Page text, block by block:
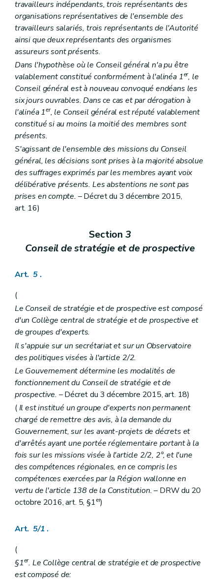
Chapitre II Activités des services
Art. 220
Art. 221
Art. 222
Art. 223
Art. 224
Chapitre III
Section 1re
Conditions d'agrément
Art. 225
Art. 226
Art. 227
Art. 228
Art. 229
Art. 230
Art. 233
Art. 234
Section 2 Procédure d'octroi
Art. 235
Art. 236
Chapitre IV Subventionnement
Art. 239
Art. 240
Art. 241
Art. 246
Art. 247
Art. 248
Art. 249
Art. 250
Art. 251
Art. 252
Chapitre V Contrôle et sanctions
Section 1re
Contrôle
Art. 253
Art. 254
Art. 255
Art. 256
Art. 257
Section 2 Sanctions
Sous-section 1
Retrait, suspension
Art. 258
Art. 259
Sous-section 2 Sanctions pénales
Art. 260
Livre IV
Intégration des personnes handicapées
Titre 1er
Dispositif général
Art. 264
Section 2
travailleurs indépendants, trois représentants des
organisations représentatives de l'ensemble des
travailleurs salariés, trois représentants de l'Autorité
ainsi que deux représentants des organismes
assureurs sont présents.
Dans l'hypothèse où le Conseil général n'a pu être
valablement constitué conformément à l'alinéa 1er, le
Conseil général est à nouveau convoqué endéans les
six jours ouvrables. Dans ce cas et par dérogation à
l'alinéa 1er, le Conseil général est réputé valablement
constitué si au moins la moitié des membres sont
présents.
S'agissant de l'ensemble des missions du Conseil
général, les décisions sont prises à la majorité absolue
des suffrages exprimés par les membres ayant voix
délibérative présents. Les abstentions ne sont pas
prises en compte. – Décret du 3 décembre 2015,
art. 16)
Section 3
Conseil de stratégie et de prospective
Art. 5.
(
Le Conseil de stratégie et de prospective est composé
d'un Collège central de stratégie et de prospective et
de groupes d'experts.
Il s'appuie sur un secrétariat et sur un Observatoire
des politiques visées à l'article 2/2.
Le Gouvernement détermine les modalités de
fonctionnement du Conseil de stratégie et de
prospective. – Décret du 3 décembre 2015, art. 18)
(Il est institué un groupe d'experts non permanent
chargé de remettre des avis, à la demande du
Gouvernement, sur les avant-projets de décrets et
d'arrêtés ayant une portée réglementaire portant à la
fois sur les missions visée à l'article 2/2, 2°, et l'une
des compétences régionales, en ce compris les
compétences exercées par la Région wallonne en
vertu de l'article 138 de la Constitution.– DRW du 20
octobre 2016, art. 5, §1er)
Art. 5/1 .
(
§1er. Le Collège central de stratégie et de prospective
est composé de: